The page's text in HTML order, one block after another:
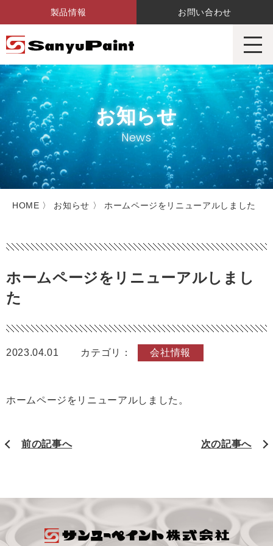
サンユーペイント株式会社
製品情報 お問い合わせ
お知らせ
News
HOME 〉 お知らせ 〉 ホームページをリニューアルしました
ホームページをリニューアルしまし
た
2023.04.01 カテゴリ： 会社情報
ホームページをリニューアルしました。
前の記事へ 次の記事へ
サンユー